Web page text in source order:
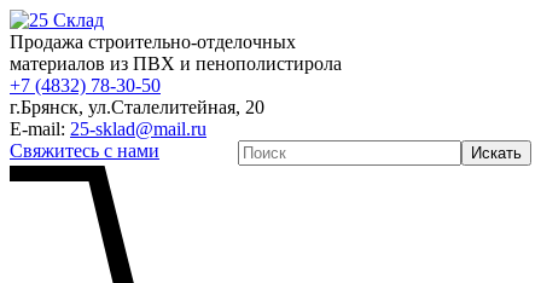
Продажа строительно-отделочных
материалов из ПВХ и пенополистирола
+7 (4832) 78-30-50
г.Брянск, ул.Сталелитейная, 20
E-mail: 25-sklad@mail.ru
Свяжитесь с нами
Искать